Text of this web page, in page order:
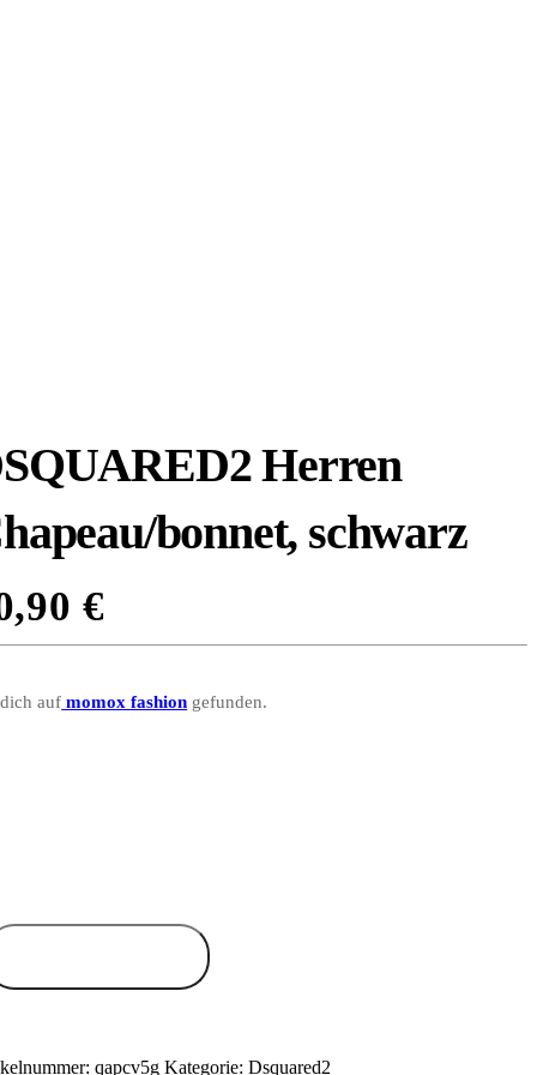
Herren
bonnet, schwarz
€
auf momox fashion gefunden.
qapcv5g Kategorie:Dsquared2